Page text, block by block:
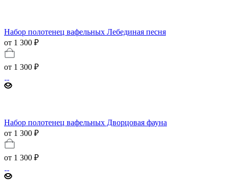
Набор полотенец вафельных Лебединая песня
от 1 300 ₽
от 1 300 ₽
Набор полотенец вафельных Дворцовая фауна
от 1 300 ₽
от 1 300 ₽